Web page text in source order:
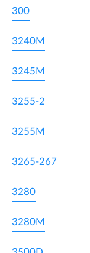
300
3240M
3245M
3255-2
3255M
3265-267
3280
3280M